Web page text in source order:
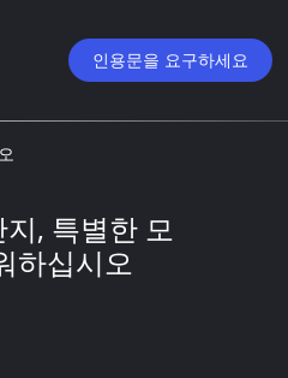
인용문을 요구하세요
, 특별한 모
하십시오